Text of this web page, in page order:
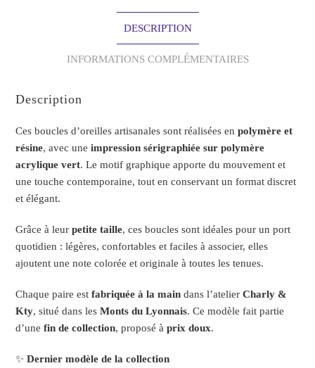
DESCRIPTION
INFORMATIONS COMPLÉMENTAIRES
Description
Ces boucles d’oreilles artisanales sont réalisées enpolymère et
résine, avec uneimpression sérigraphiée sur polymère
acrylique vert. Le motif graphique apporte du mouvement et
une touche contemporaine, tout en conservant un format discret
et élégant.
Grâce à leurpetite taille, ces boucles sont idéales pour un port
quotidien : légères, confortables et faciles à associer, elles
ajoutent une note colorée et originale à toutes les tenues.
Chaque paire estfabriquée à la main dans l’atelierCharly &
Kty, situé dans lesMonts du Lyonnais. Ce modèle fait partie
d’unefin de collection, proposé àprix doux.
✨Dernier modèle de la collection